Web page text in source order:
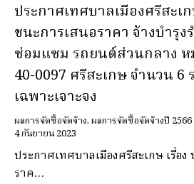
ประกาศเทศบาลเมืองศรีสะเ
ชนะการเสนอราคา จ้างบำรุ
ซ่อมแซม รถยนต์ส่วนกลาง ห
40-0097 ศรีสะเกษ จำนวน 6
เฉพาะเจาะจง
ผลการจัดซื้อจัดจ้าง,ผลการจัดซื้อจัดจ้างปี 2566
4 กันยายน 2023
ประกาศเทศบาลเมืองศรีสะเกษ เรื่อ
ราค…